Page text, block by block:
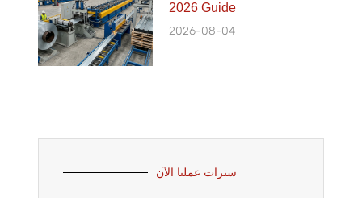
2026 Guide
2026-08-04
سترات عملنا الآن